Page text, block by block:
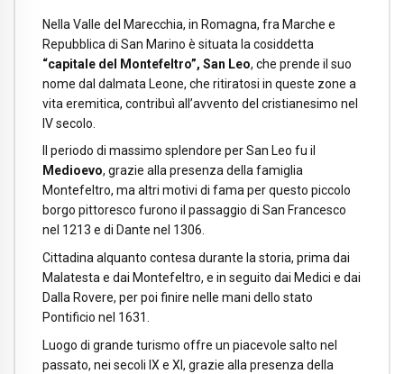
Nella Valle del Marecchia, in Romagna, fra Marche e
Repubblica di San Marino è situata la cosiddetta
“capitale del Montefeltro”, San Leo, che prende il suo
nome dal dalmata Leone, che ritiratosi in queste zone a
vita eremitica, contribuì all’avvento del cristianesimo nel
IV secolo.
Il periodo di massimo splendore per San Leo fu il
Medioevo, grazie alla presenza della famiglia
Montefeltro, ma altri motivi di fama per questo piccolo
borgo pittoresco furono il passaggio di San Francesco
nel 1213 e di Dante nel 1306.
Cittadina alquanto contesa durante la storia, prima dai
Malatesta e dai Montefeltro, e in seguito dai Medici e dai
Dalla Rovere, per poi finire nelle mani dello stato
Pontificio nel 1631.
Luogo di grande turismo offre un piacevole salto nel
passato, nei secoli IX e XI, grazie alla presenza della